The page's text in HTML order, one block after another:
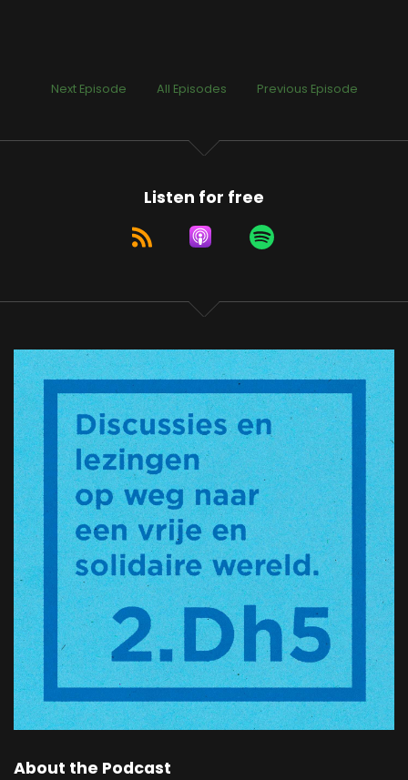
Next Episode All Episodes Previous Episode
Listen for free
About the Podcast